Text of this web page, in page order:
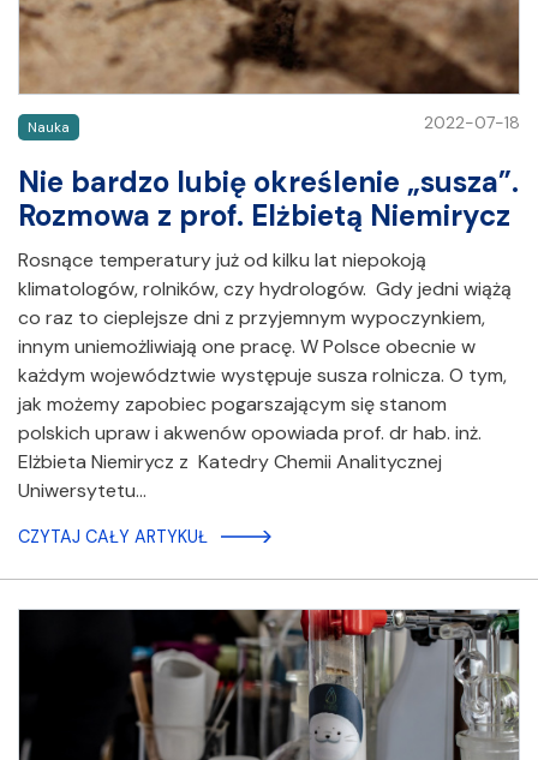
Nauka 2022-07-18
Nie bardzo lubię określenie „susza”.
Rozmowa z prof. Elżbietą Niemirycz
Rosnące temperatury już od kilku lat niepokoją
klimatologów, rolników, czy hydrologów. Gdy jedni wiążą
co raz to cieplejsze dni z przyjemnym wypoczynkiem,
innym uniemożliwiają one pracę. W Polsce obecnie w
każdym województwie występuje susza rolnicza. O tym,
jak możemy zapobiec pogarszającym się stanom
polskich upraw i akwenów opowiada prof. dr hab. inż.
Elżbieta Niemirycz z Katedry Chemii Analitycznej
Uniwersytetu…
CZYTAJ CAŁY ARTYKUŁ